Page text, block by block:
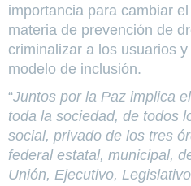
importancia para cambiar
materia de prevención de
criminalizar a los usuarios
modelo de inclusión.
“Juntos por la Paz implica
toda la sociedad, de todos
social, privado de los tres
federal estatal, municipal,
Unión, Ejecutivo,